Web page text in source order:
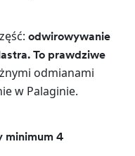
odwirowywanie
To prawdziwe
odmianami
w Palaginie.
minimum 4